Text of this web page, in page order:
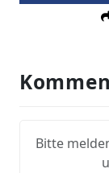
Bitte